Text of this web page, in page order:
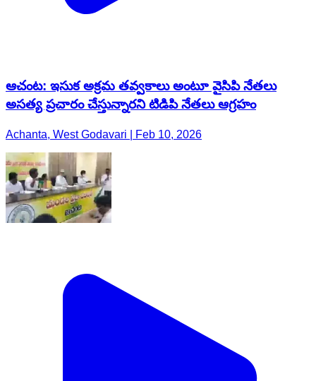
ఆచంట: ఇసుక అక్రమ తవ్వకాలు అంటూ వైసిపి నేతలు
అసత్య ప్రచారం చేస్తున్నారని టిడిపి నేతలు ఆగ్రహం
Achanta, West Godavari | Feb 10, 2026